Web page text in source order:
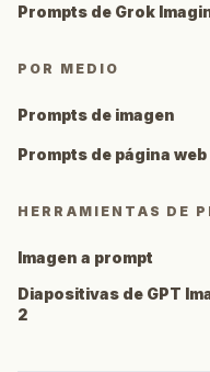
Prompts de Grok
POR MEDIO
Prompts de imagen
Prompts de página web
HERRAMIENTAS DE
Imagen a prompt
Diapositivas de GPT
2